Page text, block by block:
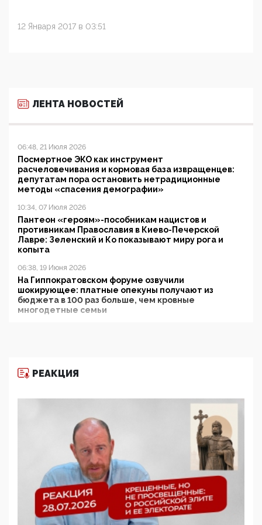
12 Января 2017 в 03:51
ЛЕНТА НОВОСТЕЙ
06:48, 21 Июля 2026
Посмертное ЭКО как инструмент
расчеловечивания и кормовая база извращенцев:
депутатам пора остановить нетрадиционные
методы «спасения демографии»
10:34, 07 Июля 2026
Пантеон «героям»-пособникам нацистов и
противникам Православия в Киево-Печерской
Лавре: Зеленский и Ко показывают миру рога и
копыта
06:38, 19 Июня 2026
На Гиппократовском форуме озвучили
шокирующее: платные опекуны получают из
бюджета в 100 раз больше, чем кровные
многодетные семьи
11:53, 09 Июня 2026
деятельность ИИТО ЮНЕСКО в России, но
цифроглобалисты продолжают определять
повестку в образовании
09:43, 01 Июня 2026
5G за счет здоровья граждан: Минцифры намерено
отобрать у регионов и муниципалитетов право
защищать жилые дома и социальные объекты от
05:58, 26 Мая 2026
Роскомнадзор освободили от борца с
деструктивным и опасным контентом
РЕАКЦИЯ